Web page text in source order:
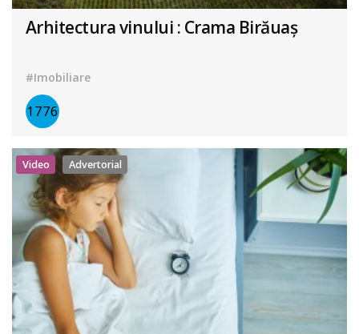
Arhitectura vinului : Crama Birăuaș
#Imobiliare
1776
Video Advertorial